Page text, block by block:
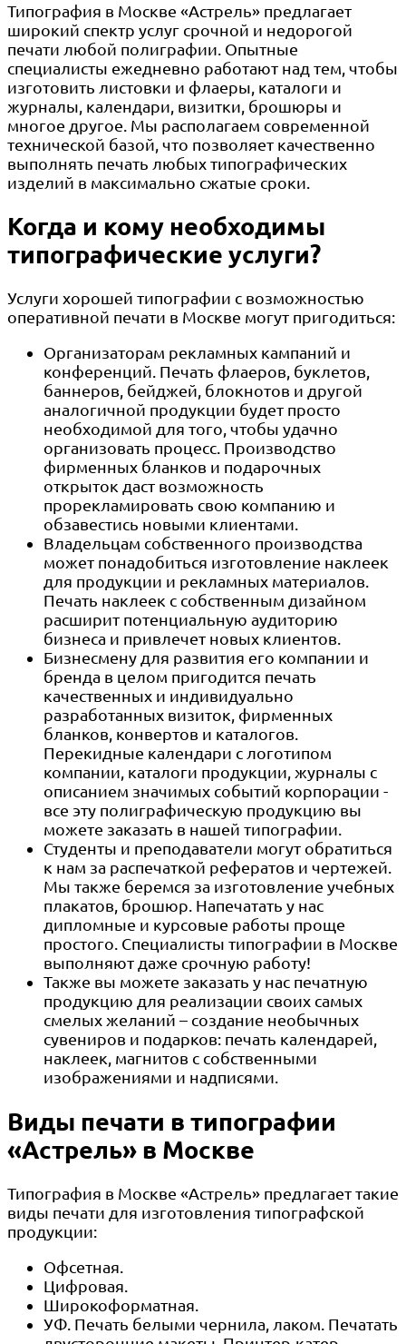
Типография в Москве «Астрель» предлагает
широкий спектр услуг срочной и недорогой
печати любой полиграфии. Опытные
специалисты ежедневно работают над тем, чтобы
изготовить листовки и флаеры, каталоги и
журналы, календари, визитки, брошюры и
многое другое. Мы располагаем современной
технической базой, что позволяет качественно
выполнять печать любых типографических
изделий в максимально сжатые сроки.
Когда и кому необходимы
типографические услуги?
Услуги хорошей типографии с возможностью
оперативной печати в Москве могут пригодиться:
Организаторам рекламных кампаний и
конференций. Печать флаеров, буклетов,
баннеров, бейджей, блокнотов и другой
аналогичной продукции будет просто
необходимой для того, чтобы удачно
организовать процесс. Производство
фирменных бланков и подарочных
открыток даст возможность
прорекламировать свою компанию и
обзавестись новыми клиентами.
Владельцам собственного производства
может понадобиться изготовление наклеек
для продукции и рекламных материалов.
Печать наклеек с собственным дизайном
расширит потенциальную аудиторию
бизнеса и привлечет новых клиентов.
Бизнесмену для развития его компании и
бренда в целом пригодится печать
качественных и индивидуально
разработанных визиток, фирменных
бланков, конвертов и каталогов.
Перекидные календари с логотипом
компании, каталоги продукции, журналы с
описанием значимых событий корпорации -
все эту полиграфическую продукцию вы
можете заказать в нашей типографии.
Студенты и преподаватели могут обратиться
к нам за распечаткой рефератов и чертежей.
Мы также беремся за изготовление учебных
плакатов, брошюр. Напечатать у нас
дипломные и курсовые работы проще
простого. Специалисты типографии в Москве
выполняют даже срочную работу!
Также вы можете заказать у нас печатную
продукцию для реализации своих самых
смелых желаний – создание необычных
сувениров и подарков: печать календарей,
наклеек, магнитов с собственными
изображениями и надписями.
Виды печати в типографии
«Астрель» в Москве
Типография в Москве «Астрель» предлагает такие
виды печати для изготовления типографской
продукции:
Офсетная.
Цифровая.
Широкоформатная.
УФ. Печать белыми чернила, лаком. Печатать